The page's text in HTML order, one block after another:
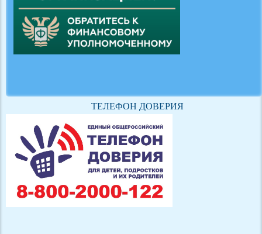
ТЕЛЕФОН ДОВЕРИЯ